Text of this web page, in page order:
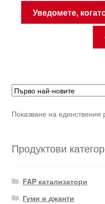
Уведомете,
Показване на единствения
Продуктови
FAP катализатори
Гуми и джанти